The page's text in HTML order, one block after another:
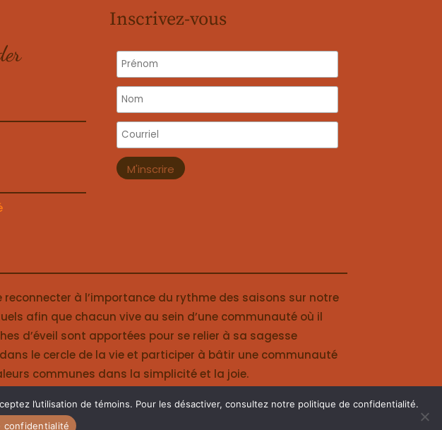
Inscrivez-vous
reconnecter à l’importance du rythme des saisons sur notre
afin que chacun vive au sein d’une communauté où il
d’éveil sont apportées pour se relier à sa sagesse
le cercle de la vie et participer à bâtir une communauté
communes dans la simplicité et la joie.
l’utilisation de témoins. Pour les désactiver, consultez notre politique de confidentialité.
confidentialité